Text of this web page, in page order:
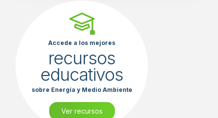
Accede a los mejores
recursos
educativos
sobre Energía y Medio Ambiente
Ver recursos